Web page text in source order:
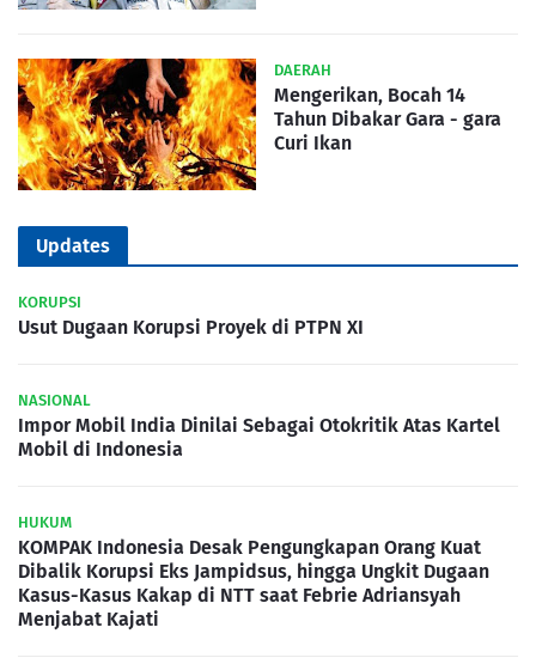
DAERAH
Mengerikan, Bocah 14
Tahun Dibakar Gara - gara
Curi Ikan
Updates
KORUPSI
Usut Dugaan Korupsi Proyek di PTPN XI
NASIONAL
Impor Mobil India Dinilai Sebagai Otokritik Atas Kartel
Mobil di Indonesia
HUKUM
KOMPAK Indonesia Desak Pengungkapan Orang Kuat
Dibalik Korupsi Eks Jampidsus, hingga Ungkit Dugaan
Kasus-Kasus Kakap di NTT saat Febrie Adriansyah
Menjabat Kajati